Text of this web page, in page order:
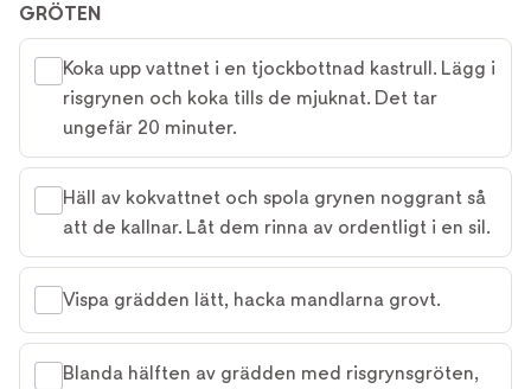
GRÖTEN
Koka upp vattnet i en tjockbottnad kastrull. Lägg i
risgrynen och koka tills de mjuknat. Det tar
ungefär 20 minuter.
Häll av kokvattnet och spola grynen noggrant så
att de kallnar. Låt dem rinna av ordentligt i en sil.
Vispa grädden lätt, hacka mandlarna grovt.
Blanda hälften av grädden med risgrynsgröten,